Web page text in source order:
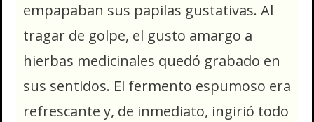
empapaban sus papilas gustativas. Al
tragar de golpe, el gusto amargo a
hierbas medicinales quedó grabado en
sus sentidos. El fermento espumoso era
refrescante y, de inmediato, ingirió todo